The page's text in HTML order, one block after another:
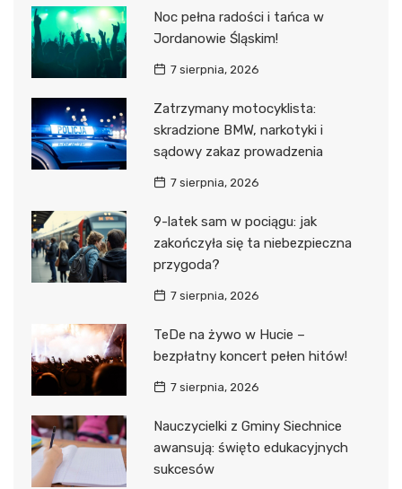
Noc pełna radości i tańca w
Jordanowie Śląskim!
7 sierpnia, 2026
Zatrzymany motocyklista:
skradzione BMW, narkotyki i
sądowy zakaz prowadzenia
7 sierpnia, 2026
9-latek sam w pociągu: jak
zakończyła się ta niebezpieczna
przygoda?
7 sierpnia, 2026
TeDe na żywo w Hucie –
bezpłatny koncert pełen hitów!
7 sierpnia, 2026
Nauczycielki z Gminy Siechnice
awansują: święto edukacyjnych
sukcesów